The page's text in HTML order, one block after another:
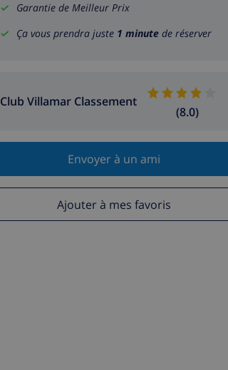
Garantie de Meilleur Prix
Ça vous prendra juste 1 minute de réserver
Club Villamar Classement
(8.0)
Envoyer à un ami
Ajouter à mes favoris